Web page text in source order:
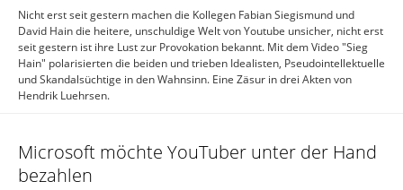
Nicht erst seit gestern machen die Kollegen Fabian Siegismund und
David Hain die heitere, unschuldige Welt von Youtube unsicher, nicht erst
seit gestern ist ihre Lust zur Provokation bekannt. Mit dem Video "Sieg
Hain" polarisierten die beiden und trieben Idealisten, Pseudointellektuelle
und Skandalsüchtige in den Wahnsinn. Eine Zäsur in drei Akten von
Hendrik Luehrsen.
Microsoft möchte YouTuber unter der Hand
bezahlen